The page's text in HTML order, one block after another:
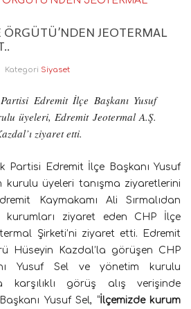
JEOTERMAL
Kategori Siyaset
Edremit İlçe Başkanı Yusuf
üyeleri, Edremit Jeotermal A.Ş.
ziyaret etti.
kurulu üyeleri tanışma ziyaretlerini
Kaymakamı Ali Sırmalıdan
ziyaret eden CHP İlçe
Şirketi’ni ziyaret etti. Edremit
Hüseyin Kazdal’la görüşen CHP
Yusuf Sel ve yönetim kurulu
karşılıklı görüş alış verişinde
Yusuf Sel, “İlçemizde kurum